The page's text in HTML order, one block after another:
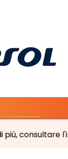
più, consultare
riservati